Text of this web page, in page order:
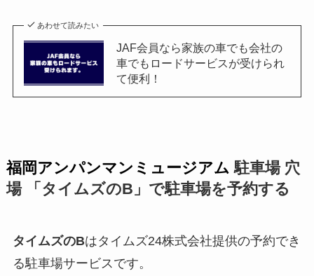
あわせて読みたい
JAF会員なら家族の車でも会社の
車でもロードサービスが受けられ
て便利！
福岡アンパンマンミュージアム 駐車場 穴
場 「タイムズのB」で駐車場を予約する
タイムズのBはタイムズ24株式会社提供の予約でき
る駐車場サービスです。